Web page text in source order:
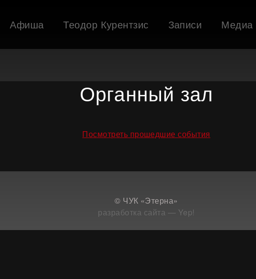
Афиша Теодор Курентзис Записи
Медиа
Органный зал
Посмотреть прошедшие события
© ЧУК «Этерна»
разработка сайта — Yep!